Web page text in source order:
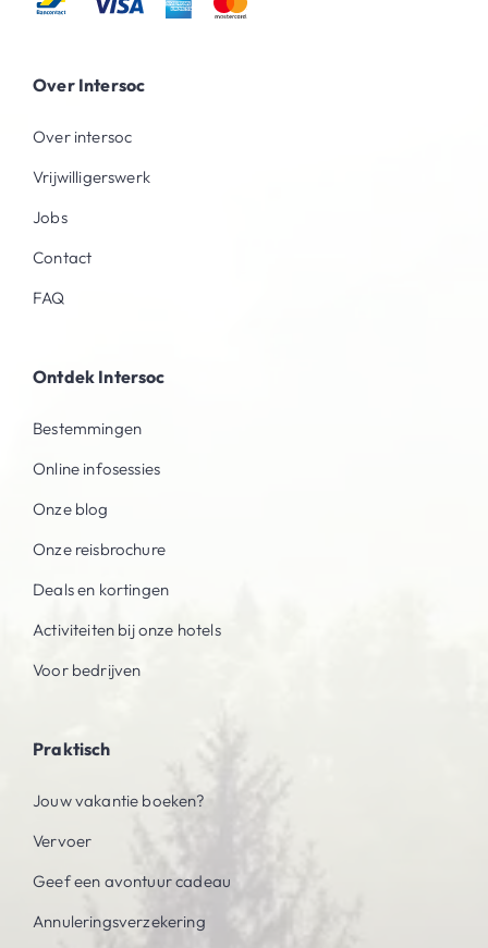
Over Intersoc
Over intersoc
Vrijwilligerswerk
Jobs
Contact
FAQ
Ontdek Intersoc
Bestemmingen
Online infosessies
Onze blog
Onze reisbrochure
Deals en kortingen
Activiteiten bij onze hotels
Voor bedrijven
Praktisch
Jouw vakantie boeken?
Vervoer
Geef een avontuur cadeau
Annuleringsverzekering